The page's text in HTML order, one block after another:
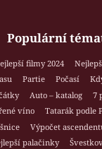
Populární
filmy 2024
Partie Počasí
Auto – katalog
7
víno Tatarák podle
Výpočet
palačinky